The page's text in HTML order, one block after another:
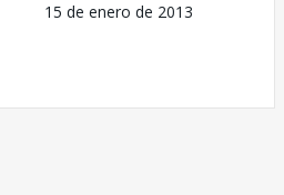
15 de enero de 2013